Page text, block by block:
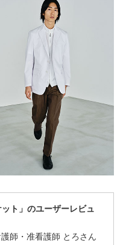
ト」のユーザーレビュ
・准看護師 とろさん